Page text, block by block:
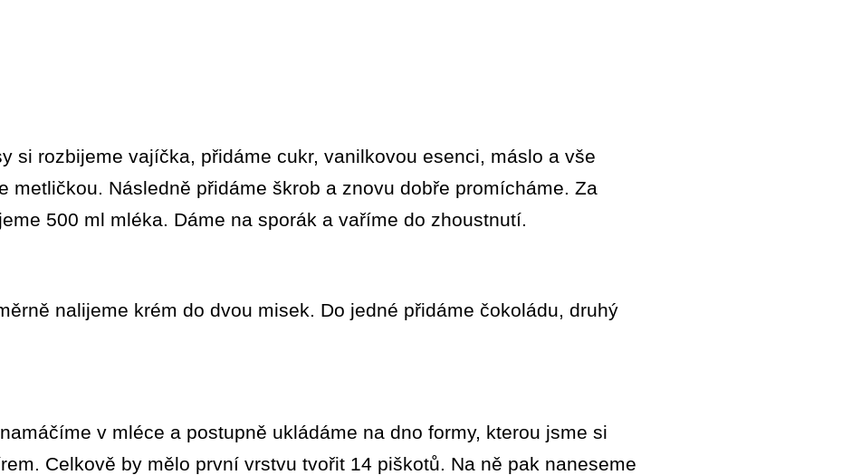
si rozbijeme vajíčka, přidáme cukr, vanilkovou esenci, máslo a vše
metličkou. Následně přidáme škrob a znovu dobře promícháme. Za
500 ml mléka. Dáme na sporák a vaříme do zhoustnutí.
nalijeme krém do dvou misek. Do jedné přidáme čokoládu, druhý
v mléce a postupně ukládáme na dno formy, kterou jsme si
Celkově by mělo první vrstvu tvořit 14 piškotů. Na ně pak naneseme